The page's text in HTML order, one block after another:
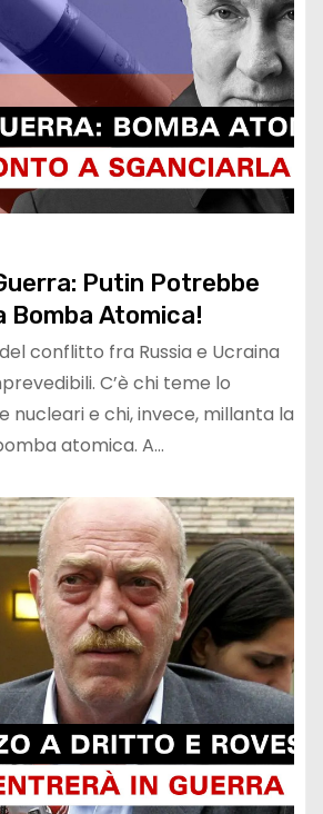
Putin Potrebbe
Bomba Atomica!
conflitto fra Russia e Ucraina
C’è chi teme lo
nucleari e chi, invece, millanta la
atomica. A…